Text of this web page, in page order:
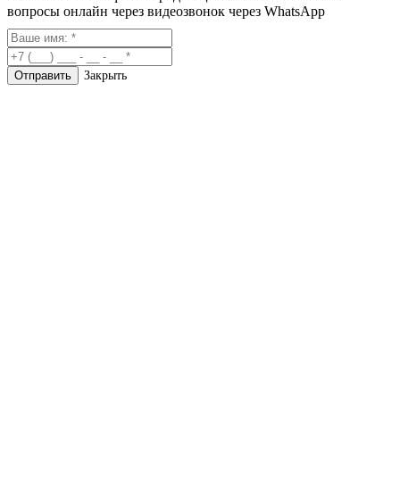
вопросы онлайн через видеозвонок через WhatsApp
Закрыть